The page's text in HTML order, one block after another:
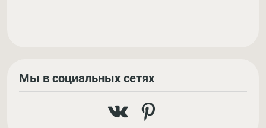
Мы в социальных сетях